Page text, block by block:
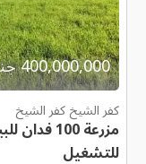
400,000,000 جنية مصرى
كفر الشيخ كفر الشيخ
مزرعة
للتشغيل